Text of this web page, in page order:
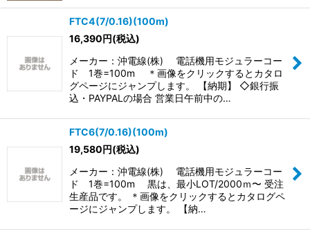
FTC4(7/0.16)(100m)
16,390円(税込)
メーカー：沖電線(株) 電話機用モジュラーコー
ド 1巻=100m ＊画像をクリックするとカタロ
グページにジャンプします。 【納期】 ◇銀行振
込・PAYPALの場合 営業日午前中の…
FTC6(7/0.16)(100m)
19,580円(税込)
メーカー：沖電線(株) 電話機用モジュラーコー
ド 1巻=100m 黒は、最小LOT/2000ｍ〜 受注
生産品です。 ＊画像をクリックするとカタログペ
ージにジャンプします。 【納…